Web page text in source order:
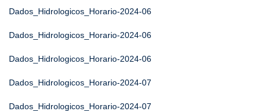
Dados_Hidrologicos_Horario-2024-06
Dados_Hidrologicos_Horario-2024-06
Dados_Hidrologicos_Horario-2024-06
Dados_Hidrologicos_Horario-2024-07
Dados_Hidrologicos_Horario-2024-07